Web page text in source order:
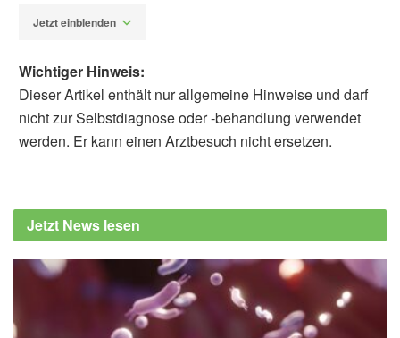
Jetzt einblenden
Olivenöl "nativ extra", (Abruf: 18.03.2020)
Lozano-Castellón, J.; Vallverdú-Queralt, A.;
Rinaldi de Alvarenga, J.F.; Illán, M.; Torrado-
Prat, X.; Lamuela-Raventós, R.M.: Domestic
Sautéing with EVOO: Change in the Phenolic
Profile; in: Antioxidants, (veröffentlicht:
Wichtiger Hinweis:
Dieser Artikel enthält nur allgemeine Hinweise und darf
nicht zur Selbstdiagnose oder -behandlung verwendet
werden. Er kann einen Arztbesuch nicht ersetzen.
Jetzt News lesen